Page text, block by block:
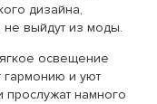
дизайна,
не выйдут из моды.
освещение
гармонию и уют
прослужат намного